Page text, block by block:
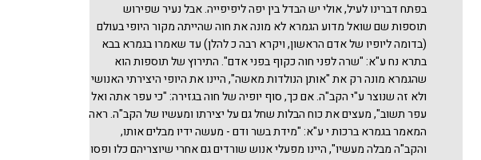
בפתח דברינו לעיל, אולי יש הבדל בין יפה ליפיפייה. אבל נעיר שפירוש
תוספות שם שואל מדוע הגמרא לא מונה את חוה שהייתה מקור היופי בעולם
(בדומה ליופיו של אדם הראשון, ויקרא רבה כ להלן) עד שאמרו בגמרא בבא
בתרא נח ע"א: "שרה לפני חוה כקוף בפני אדם". התירוץ של תוספות הוא
שהגמרא מונה רק את "אותן הנולדות מאשה", היינו את היופי היצירתי האנושי
ולא זה שנוצר ע"י הקב"ה. אם כך, סוף יופיה של חוה בגזירה: "כי עפר אתה ואל
עפר תשוב", מעצים את כוח הבלות שחל גם על יצירתו ומעשיו של הקב"ה. ראה
המאמר בגמרא ברכות י ע"א: "מידת בשר ודם - מעשה ידיו מבלים אותו,
והקב"ה מבלה מעשיו", היינו מפעלי אנוש שורדים גם אחרי שיוצריהם כלו ופסו